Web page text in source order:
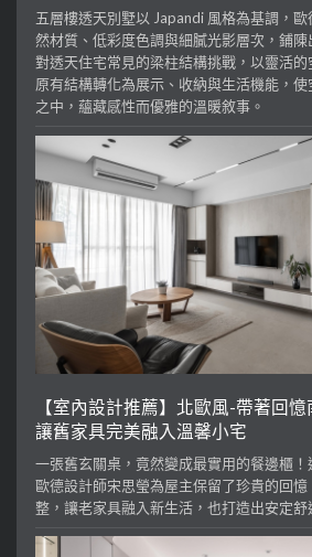
五層樓透天別墅以 Japandi 風格為基調，
然材質、低彩度色調與細膩光影層次，鋪
對透天住宅常見的梁柱結構挑戰，以靈活
原有結構轉化為展示、收納與生活機能，
之中，蘊藏感性而優雅的溫暖敘事。
【室內設計推薦】北歐風-帶著回
讓舊家具完美融入溫馨小宅
一張舊玄關桌，竟然變成最實用的餐邊櫃！
歐德設計師宋思瑩為屋主保留了珍貴的回
整，讓老家具融入新生活，也打造出安定舒